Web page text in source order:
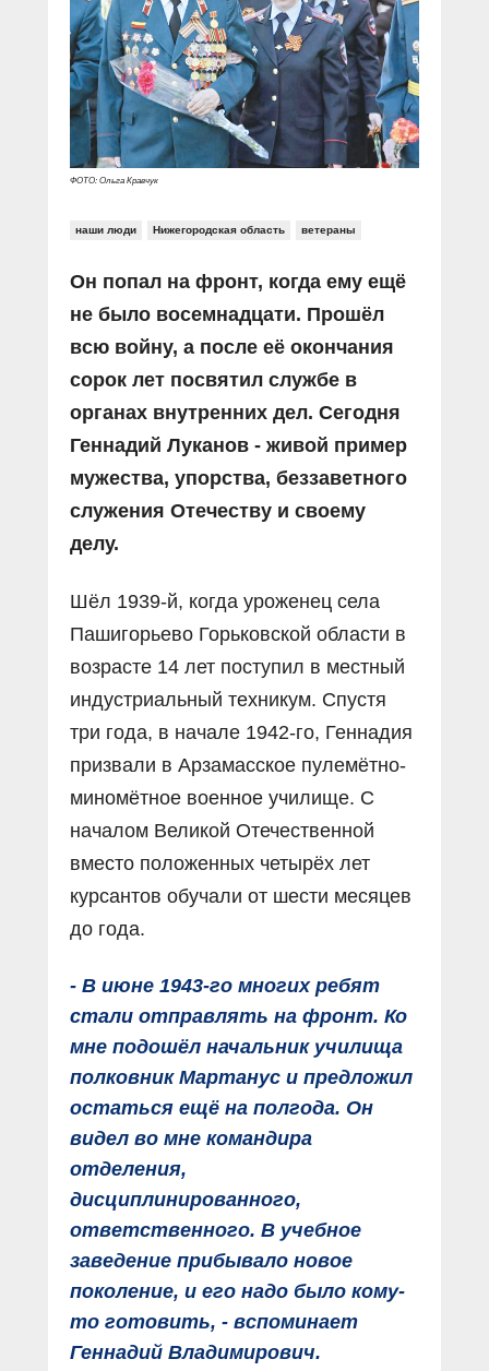
Социальные ролики
Документальные фильмы
Прямой разговор
В знании сила
Специальный репортаж
КиберПОСТОВОЙ
Газета «Щит и меч»
Журнал «Полиция России»
О ПОРТАЛЕ
Контакты
Вакансии
ФОТО: Ольга Кравчук
наши люди Нижегородская область ветераны
Он попал на фронт, когда ему ещё
не было восемнадцати. Прошёл
всю войну, а после её окончания
сорок лет посвятил службе в
органах внутренних дел. Сегодня
Геннадий Луканов - живой пример
мужества, упорства, беззаветного
служения Отечеству и своему
делу.
Шёл 1939-й, когда уроженец села
Пашигорьево Горьковской области в
возрасте 14 лет поступил в местный
индустриальный техникум. Спустя
три года, в начале 1942-го, Геннадия
призвали в Арзамасское пулемётно-
миномётное военное училище. С
началом Великой Отечественной
вместо положенных четырёх лет
курсантов обучали от шести месяцев
до года.
- В июне 1943-го многих ребят
стали отправлять на фронт. Ко
мне подошёл начальник училища
полковник Мартанус и предложил
остаться ещё на полгода. Он
видел во мне командира
отделения,
дисциплинированного,
ответственного. В учебное
заведение прибывало новое
поколение, и его надо было кому-
то готовить, - вспоминает
Геннадий Владимирович.